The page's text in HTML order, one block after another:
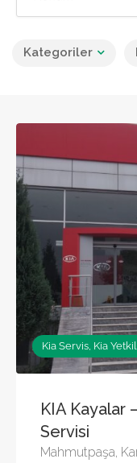
Kategoriler
Kia Servis, Kia
KIA Kayalar
Servisi
Mahmutpaşa,